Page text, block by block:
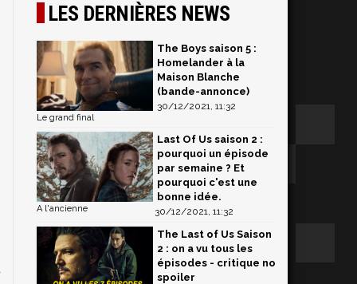
LES DERNIÈRES NEWS
The Boys saison 5 :
Homelander à la
Maison Blanche
(bande-annonce)
30/12/2021, 11:32
Le grand final
Last Of Us saison 2 :
pourquoi un épisode
par semaine ? Et
pourquoi c'est une
bonne idée.
30/12/2021, 11:32
A l'ancienne
The Last of Us Saison
2 : on a vu tous les
épisodes - critique no
spoiler